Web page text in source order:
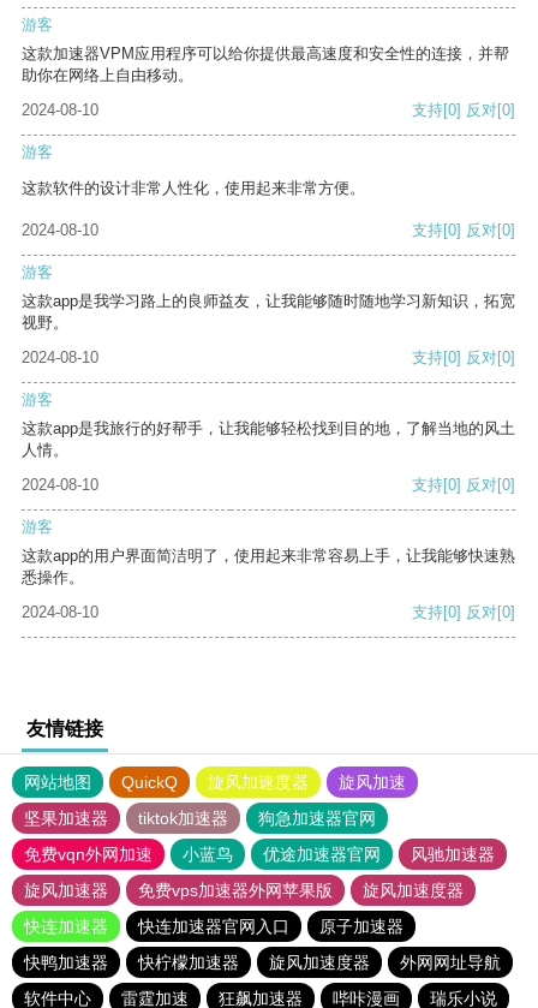
游客
这款加速器VPM应用程序可以给你提供最高速度和安全性的连接，并帮
助你在网络上自由移动。
2024-08-10
支持[0] 反对[0]
游客
这款软件的设计非常人性化，使用起来非常方便。
2024-08-10 支持[0] 反对[0]
游客
这款app是我学习路上的良师益友，让我能够随时随地学习新知识，拓宽
视野。
2024-08-10
支持[0] 反对[0]
游客
这款app是我旅行的好帮手，让我能够轻松找到目的地，了解当地的风土
人情。
2024-08-10
支持[0] 反对[0]
游客
这款app的用户界面简洁明了，使用起来非常容易上手，让我能够快速熟
悉操作。
2024-08-10
支持[0] 反对[0]
友情链接
网站地图 QuickQ 旋风加速度器
旋风加速
坚果加速器
tiktok加速器
狗急加速器官网
免费vqn外网加速
小蓝鸟 优途加速器官网
风驰加速器
旋风加速器
免费vps加速器外网苹果版
旋风加速度器
快连加速器
快连加速器官网入口
原子加速器
快鸭加速器
快柠檬加速器 旋风加速度器
外网网址导航
软件中心
雷霆加速 狂飙加速器 哔咔漫画 瑞乐小说